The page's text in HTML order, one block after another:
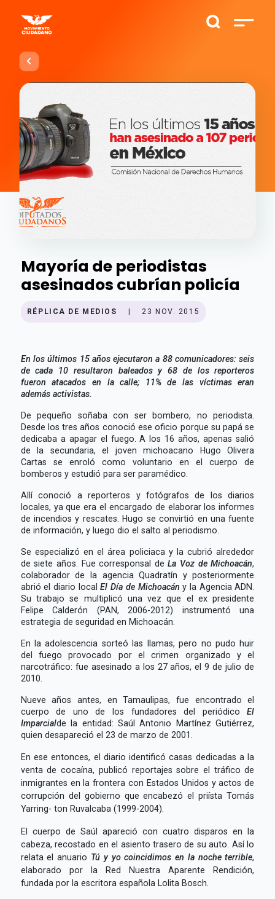
Mayoría de periodistas
asesinados cubrían policía
RÉPLICA DE MEDIOS 23 NOV. 2015
En los últimos 15 años ejecutaron a 88 comunicadores: seis
de cada 10 resultaron baleados y 68 de los reporteros
fueron atacados en la calle; 11% de las víctimas eran
además activistas.
De pequeño soñaba con ser bombero, no periodista.
Desde los tres años conoció ese oficio porque su papá se
dedicaba a apagar el fuego. A los 16 años, apenas salió
de la secundaria, el joven michoacano Hugo Olivera
Cartas se enroló como voluntario en el cuerpo de
bomberos y estudió para ser paramédico.
Allí conoció a reporteros y fotógrafos de los diarios
locales, ya que era el encargado de elaborar los informes
de incendios y rescates. Hugo se convirtió en una fuente
de información, y luego dio el salto al periodismo.
Se especializó en el área policiaca y la cubrió alrededor
de siete años. Fue corresponsal deLa Voz de Michoacán,
colaborador de la agencia Quadratín y posteriormente
abrió el diario localEl Día de Michoacán y la Agencia ADN.
Su trabajo se multiplicó una vez que el ex presidente
Felipe Calderón (PAN, 2006-2012) instrumentó una
estrategia de seguridad en Michoacán.
En la adolescencia sorteó las llamas, pero no pudo huir
del fuego provocado por el crimen organizado y el
narcotráfico: fue asesinado a los 27 años, el 9 de julio de
2010.
Nueve años antes, en Tamaulipas, fue encontrado el
cuerpo de uno de los fundadores del periódico El
Imparcialde la entidad: Saúl Antonio Martínez Gutiérrez,
quien desapareció el 23 de marzo de 2001.
En ese entonces, el diario identificó casas dedicadas a la
venta de cocaína, publicó reportajes sobre el tráfico de
inmigrantes en la frontera con Estados Unidos y actos de
corrupción del gobierno que encabezó el priísta Tomás
Yarring- ton Ruvalcaba (1999-2004).
El cuerpo de Saúl apareció con cuatro disparos en la
cabeza, recostado en el asiento trasero de su auto. Así lo
relata el anuario Tú y yo coincidimos en la noche terrible,
elaborado por la Red Nuestra Aparente Rendición,
fundada por la escritora española Lolita Bosch.